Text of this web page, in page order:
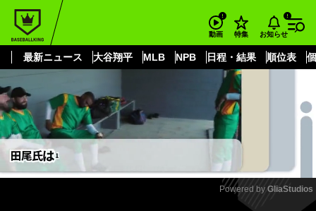
動画 特集 お知らせ
最新ニュース 大谷翔平 MLB NPB 日程・結果 順位表
もっと見る
Powered by GliaStudios